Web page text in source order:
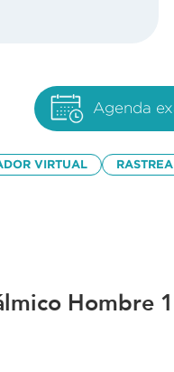
Agenda
VIRTUAL
Hombre